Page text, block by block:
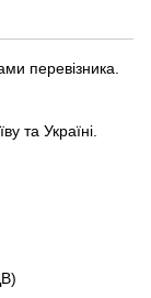
перевізника.
та Україні.